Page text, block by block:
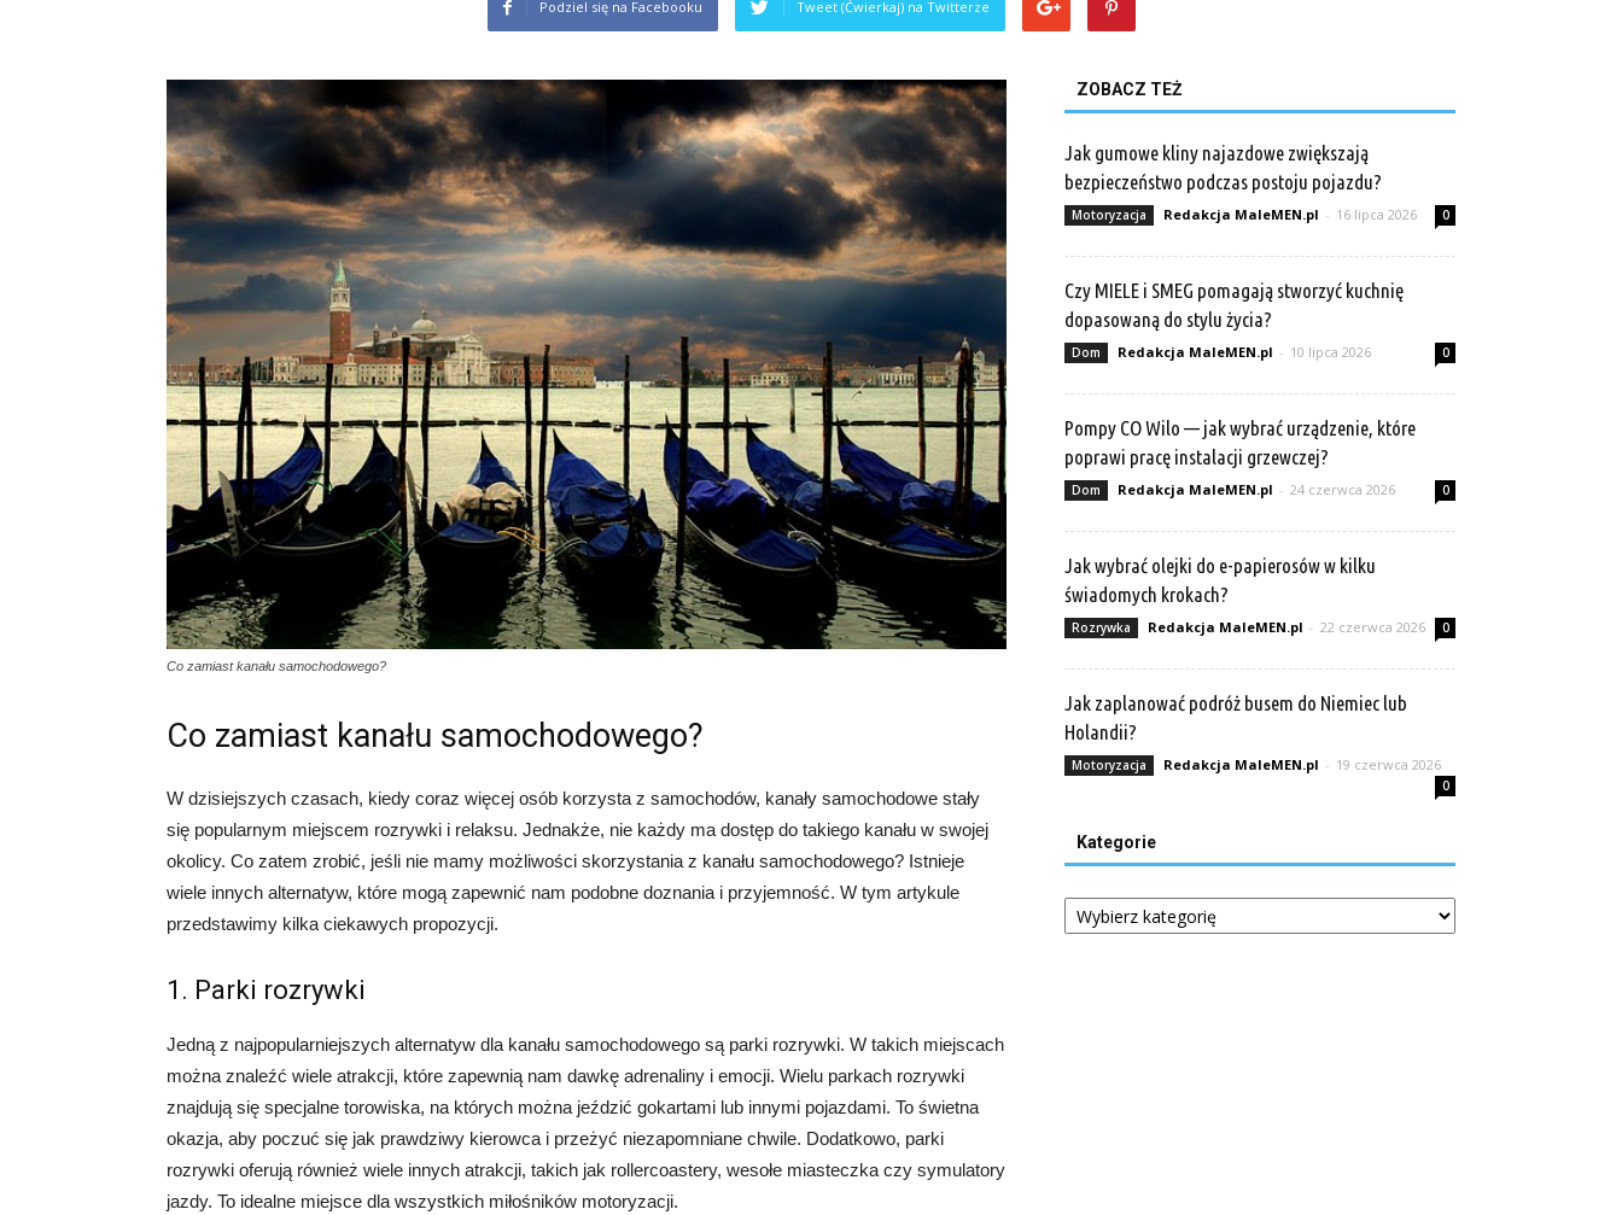
Podziel się na Facebooku Tweet (Ćwierkaj) na Twitterze
Co zamiast kanału samochodowego?
Co zamiast kanału samochodowego?
W dzisiejszych czasach, kiedy coraz więcej osób korzysta z samochodów, kanały samochodowe stały
się popularnym miejscem rozrywki i relaksu. Jednakże, nie każdy ma dostęp do takiego kanału w swojej
okolicy. Co zatem zrobić, jeśli nie mamy możliwości skorzystania z kanału samochodowego? Istnieje
wiele innych alternatyw, które mogą zapewnić nam podobne doznania i przyjemność. W tym artykule
przedstawimy kilka ciekawych propozycji.
1. Parki rozrywki
Jedną z najpopularniejszych alternatyw dla kanału samochodowego są parki rozrywki. W takich miejscach
można znaleźć wiele atrakcji, które zapewnią nam dawkę adrenaliny i emocji. Wielu parkach rozrywki
znajdują się specjalne torowiska, na których można jeździć gokartami lub innymi pojazdami. To świetna
okazja, aby poczuć się jak prawdziwy kierowca i przeżyć niezapomniane chwile. Dodatkowo, parki
rozrywki oferują również wiele innych atrakcji, takich jak rollercoastery, wesołe miasteczka czy symulatory
jazdy. To idealne miejsce dla wszystkich miłośników motoryzacji.
ZOBACZ TEŻ
Jak gumowe kliny najazdowe zwiększają
bezpieczeństwo podczas postoju pojazdu?
Motoryzacja Redakcja MaleMEN.pl - 16 lipca 2026 0
Czy MIELE i SMEG pomagają stworzyć kuchnię
dopasowaną do stylu życia?
Dom Redakcja MaleMEN.pl - 10 lipca 2026 0
Pompy CO Wilo — jak wybrać urządzenie, które
poprawi pracę instalacji grzewczej?
Dom Redakcja MaleMEN.pl - 24 czerwca 2026 0
Jak wybrać olejki do e-papierosów w kilku
świadomych krokach?
Rozrywka Redakcja MaleMEN.pl - 22 czerwca 2026 0
Jak zaplanować podróż busem do Niemiec lub
Holandii?
Motoryzacja Redakcja MaleMEN.pl - 19 czerwca 2026
0
Kategorie
Kategorie